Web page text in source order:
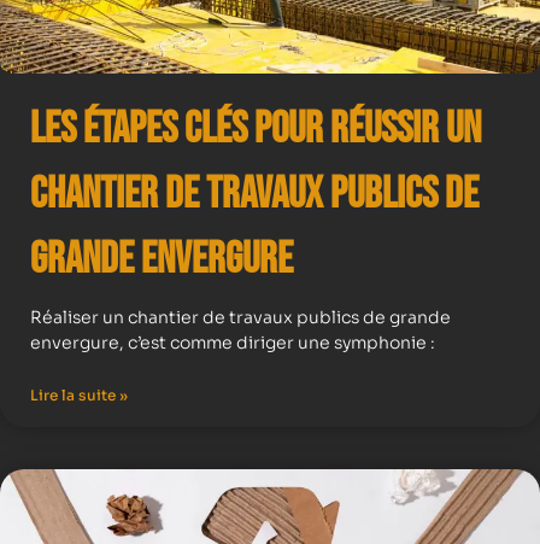
Les Étapes Clés pour Réussir un
Chantier de Travaux Publics de
Grande Envergure
Réaliser un chantier de travaux publics de grande
envergure, c’est comme diriger une symphonie :
Lire la suite »